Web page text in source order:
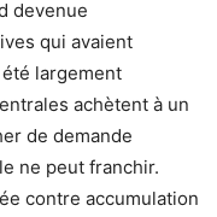
devenue
qui avaient
largement
achètent à un
de demande
ne peut franchir.
contre accumulation